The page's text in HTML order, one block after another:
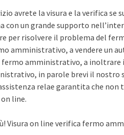
avrete la visura e la verifica
con un grande supporto
per risolvere il problema del
amministrativo, a vendere un
fermo amministrativo, a
in parole brevi il nostro
relae garantita che non
line.
Visura on line verifica fermo